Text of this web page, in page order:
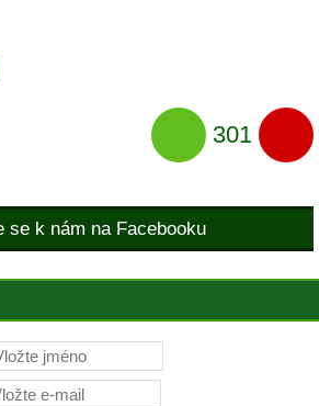
301
se k nám na Facebooku